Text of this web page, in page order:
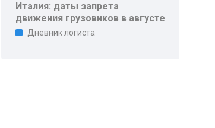
Италия: даты запрета
движения грузовиков в августе
Дневник логиста